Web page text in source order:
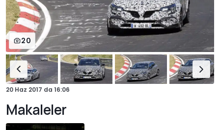
20
20 Haz 2017 da 16:06
Makaleler